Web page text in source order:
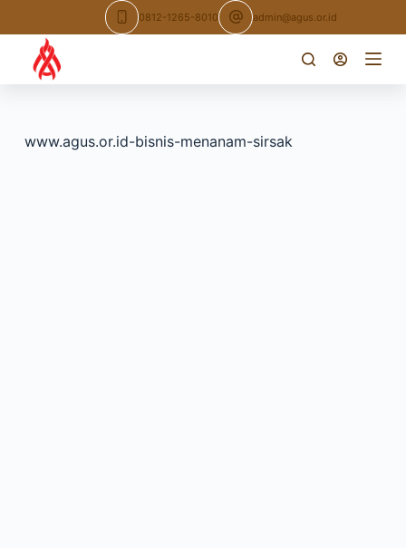
to
content
0812-1265-8010 admin@agus.or.id
www.agus.or.id-bisnis-menanam-sirsak